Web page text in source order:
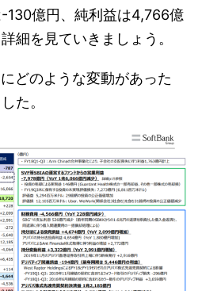
130億円、純利益は4,766億
細を見ていきましょう。
どのような変動があった
た。